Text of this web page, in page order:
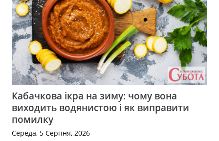
Кабачкова ікра на зиму: чому вона
виходить водянистою і як виправити
помилку
Середа, 5 Серпня, 2026